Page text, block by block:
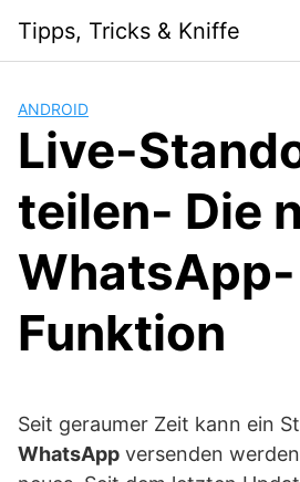
i
Tipps, Tricks & Kniffe
ANDROID
Live-
teilen- Die
WhatsApp-
Funktion
Seit geraumer Zeit kann ein
WhatsApp versenden